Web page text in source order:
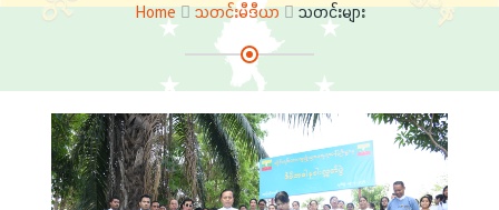
Home သတင်းမီဒီယာ သတင်းများ